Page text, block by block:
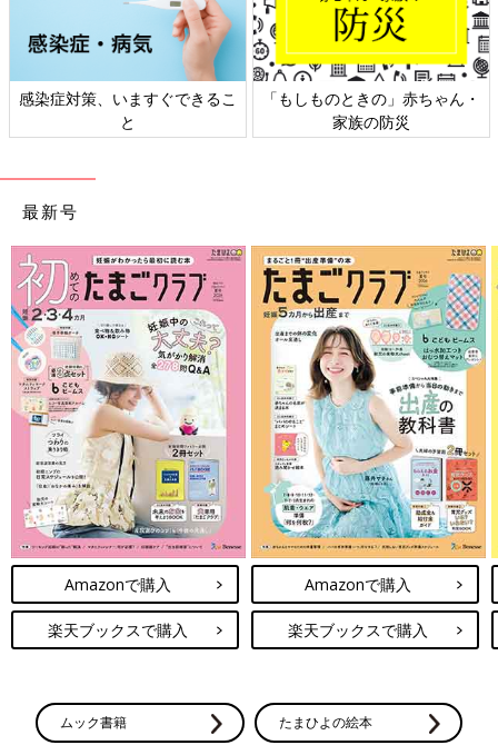
ぐできるこ
「もしものときの」赤ちゃん・
日本外来小児科学
最新号
Amazonで購入
楽天ブックスで購入
Amazonで購入
楽天ブックスで購入
ムック書籍 たまひよの絵本